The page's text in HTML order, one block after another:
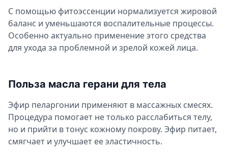
С помощью фитоэссенции нормализуется жировой
баланс и уменьшаются воспалительные процессы.
Особенно актуально применение этого средства
для ухода за проблемной и зрелой кожей лица.
Польза масла герани для тела
Эфир пеларгонии применяют в массажных смесях.
Процедура помогает не только расслабиться телу,
но и прийти в тонус кожному покрову. Эфир питает,
смягчает и улучшает ее эластичность.